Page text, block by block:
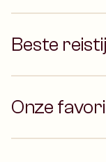
Beste
Onze